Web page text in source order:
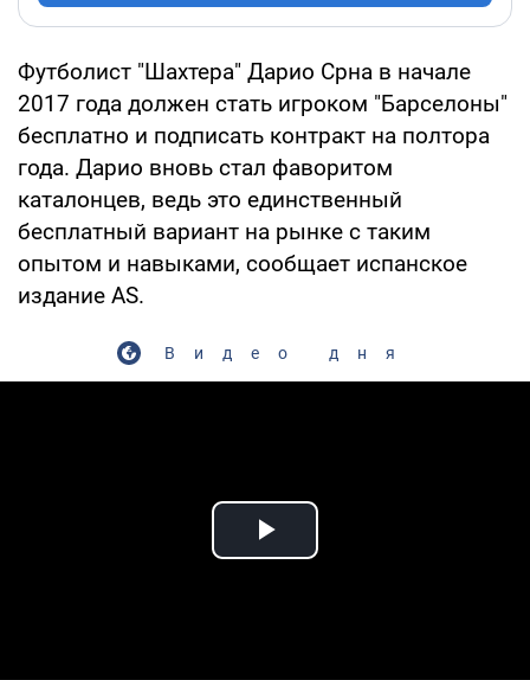
Футболист "Шахтера" Дарио Срна в начале
2017 года должен стать игроком "Барселоны"
бесплатно и подписать контракт на полтора
года. Дарио вновь стал фаворитом
каталонцев, ведь это единственный
бесплатный вариант на рынке с таким
опытом и навыками, сообщает испанское
издание AS.
Видео дня
Play Video